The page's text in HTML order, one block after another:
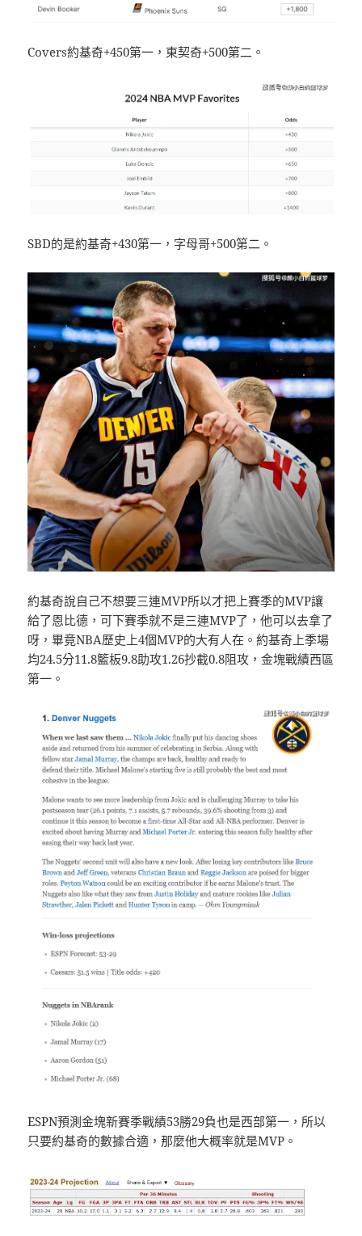
Covers約基奇+450第一，東契奇+500第二。
SBD的是約基奇+430第一，字母哥+500第二。
約基奇說自己不想要三連MVP所以才把上賽季的MVP讓
給了恩比德，可下賽季就不是三連MVP了，他可以去拿了
呀，畢竟NBA歷史上4個MVP的大有人在。約基奇上季場
均24.5分11.8籃板9.8助攻1.26抄截0.8阻攻，金塊戰績西區
第一。
ESPN預測金塊新賽季戰績53勝29負也是西部第一，所以
只要約基奇的數據合適，那麼他大概率就是MVP。